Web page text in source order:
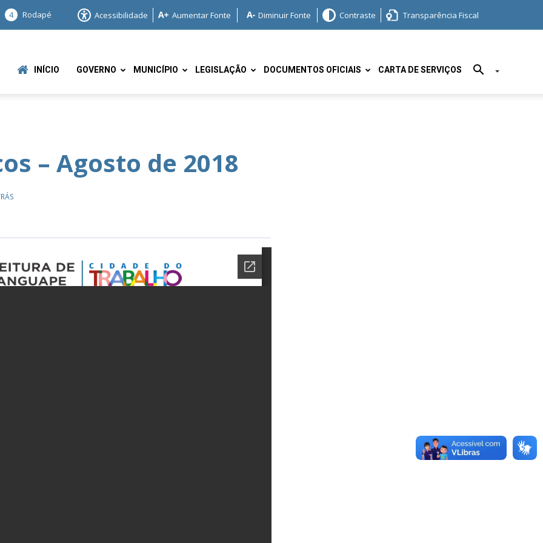
4 Rodapé Acessibilidade Aumentar Fonte Diminuir Fonte Contraste Transparência Fiscal
INÍCIO GOVERNO MUNICÍPIO LEGISLAÇÃO DOCUMENTOS OFICIAIS CARTA DE SERVIÇOS
– Agosto de 2018